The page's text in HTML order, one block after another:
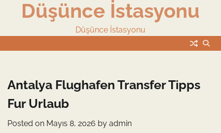
Düşünce İstasyonu
Düşünce İstasyonu
Antalya Flughafen Transfer Tipps
Fur Urlaub
Posted on Mayıs 8, 2026 by admin